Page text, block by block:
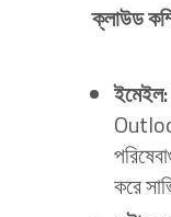
ক্লাউড
ইমেইল:
করে